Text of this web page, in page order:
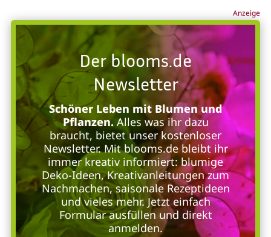
Anzeige
Der blooms.de
Newsletter
Schöner Leben mit Blumen und
Pflanzen.Alles was ihr dazu
braucht, bietet unser kostenloser
Newsletter. Mit blooms.de bleibt ihr
immer kreativ informiert: blumige
Deko-Ideen, Kreativanleitungen zum
Nachmachen, saisonale Rezeptideen
und vieles mehr. Jetzt einfach
Formular ausfüllen und direkt
anmelden.